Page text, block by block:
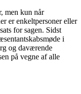
men kun når
er enkeltpersoner eller
for sagen. Sidst
i
og daværende
på vegne af alle